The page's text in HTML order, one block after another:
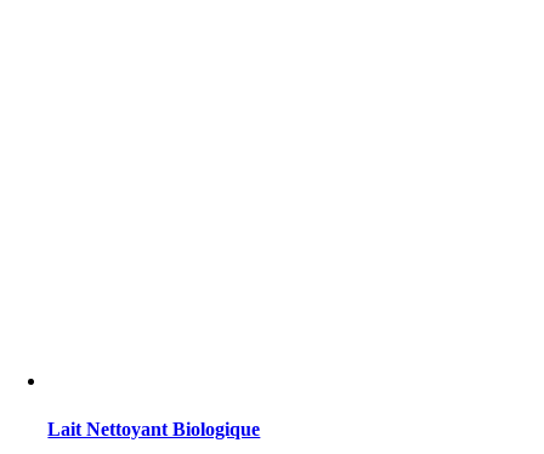
Lait Nettoyant Biologique